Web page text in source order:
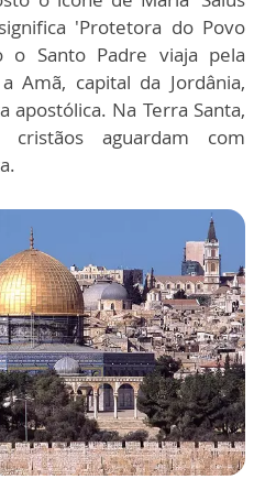
'Protetora do Povo
o Santo Padre viaja pela
Amã, capital da Jordânia,
apostólica. Na Terra Santa,
aguardam com